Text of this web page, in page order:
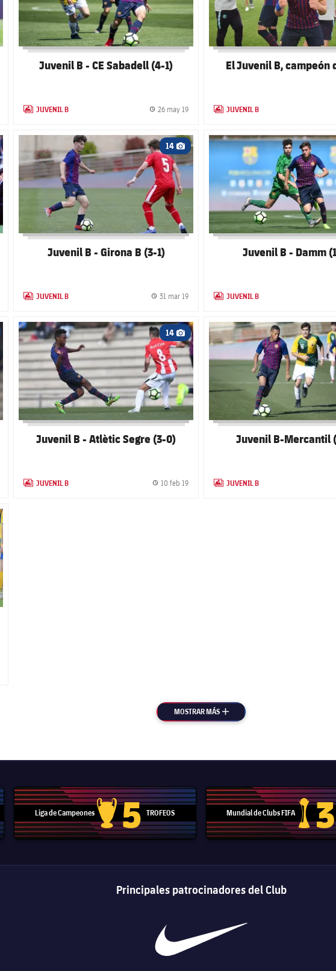
Fecha de publicación
Juvenil B - CE Sabadell (4-1)
LABEL.ARIA.GALLERY
JUVENIL B Fecha de publicación
26 may 19
El Juvenil B, campeón
LABEL.ARIA.GALLERY
JUVENIL B
cámara
Fecha de publicación
FC Barcelona club badge 14
Icono de cámara
Juvenil B - Girona B (3-1)
LABEL.ARIA.GALLERY
JUVENIL B Fecha de publicación
31 mar 19
FC Barcelona club badge
Juvenil B - Damm
LABEL.ARIA.GALLERY
JUVENIL B
cámara
Fecha de publicación
FC Barcelona club badge 14
Icono de cámara
Juvenil B - Atlètic Segre (3-0)
LABEL.ARIA.GALLERY
JUVENIL B Fecha de publicación
10 feb 19
FC Barcelona club badge
Juvenil B-Mercantil
LABEL.ARIA.GALLERY
JUVENIL B
cámara
MOSTRAR MÁS MÁS
Liga de Campeones
Trofeo de la Liga de Campeones
5 TROFEOS Mundial de Clubs FIFA
Trofeo3
Principales patrocinadores del Club